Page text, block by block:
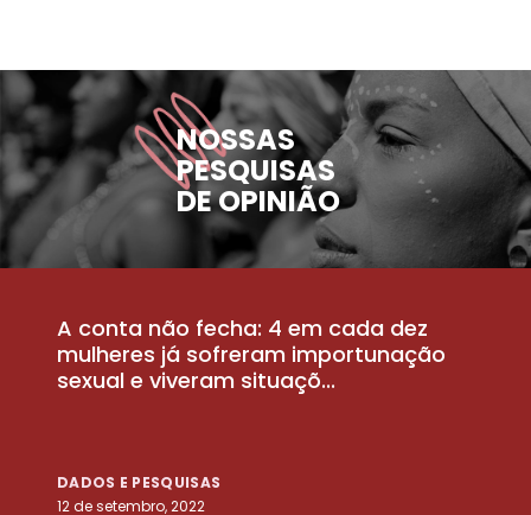
NOSSAS
PESQUISAS
DE OPINIÃO
A conta não fecha: 4 em cada dez
mulheres já sofreram importunação
sexual e viveram situaçõ...
DADOS E PESQUISAS
12 de setembro, 2022